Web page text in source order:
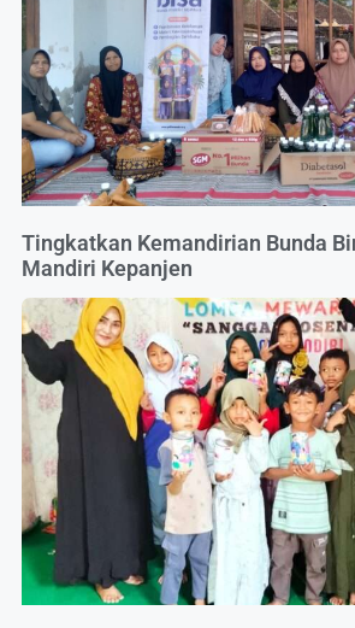
Tingkatkan Kemandirian Bunda
Mandiri Kepanjen